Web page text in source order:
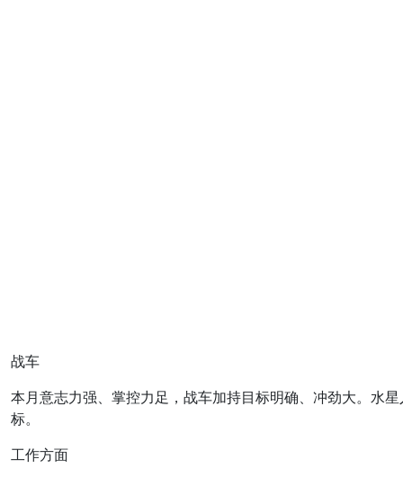
战车
本月意志力强、掌控力足，战车加持目标明确、冲劲大。水
标。
工作方面